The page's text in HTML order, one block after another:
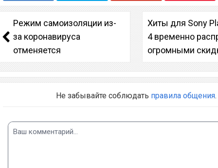
Режим самоизоляции из-
за коронавируса
отменяется
Хиты для Sony
4 временно
огромными
Не забывайте соблюдать правила общения.